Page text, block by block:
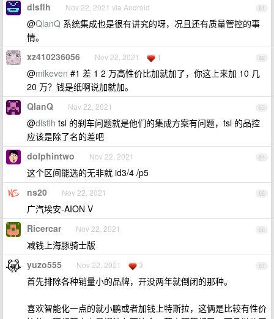
61
dlsflh Nov 22, 2021 via Android
@QlanQ 系统集成也是很有讲究的呀，况且还有质量管控的事
情。
62
xz410236056 Nov 22, 2021 1
@mikeven #1 差 1 2 万高性价比加就加了，你这上来加 10 几
20 万？钱是纸啊说加就加。
63
QlanQ Nov 22, 2021
@dlsflh tsl 的刹车问题就是他们的集成方案有问题，tsl 的品控
应该是除了名的差吧
64
dolphintwo Nov 22, 2021
这个区间能选的无非就 id3/4 /p5
65
ns20 Nov 22, 2021
广汽埃安-AION V
66
Ricercar Nov 22, 2021
减钱上海豚骑士版
67
yuzo555 Nov 22, 2021 3
首先排除各种销量小的品牌，开没两年就倒闭的那种。
喜欢智能化一点的就小鹏或者加钱上特斯拉，这俩是比较有性价